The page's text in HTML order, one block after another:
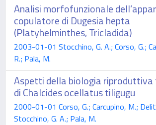
Analisi morfofunzionale
copulatore di Dugesia hepta
(Platyhelminthes, Tricladida)
2003-01-01 Stocchino, G. A.; Corso, G.;
R.; Pala, M.
Aspetti della biologia riproduttiva
di Chalcides ocellatus tiligugu
2000-01-01 Corso, G.; Carcupino, M.;
Stocchino, G. A.; Pala, M.